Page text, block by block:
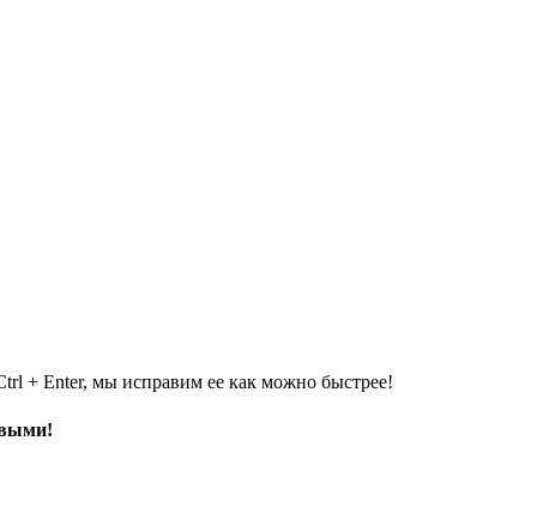
+ Enter, мы исправим ее как можно быстрее!